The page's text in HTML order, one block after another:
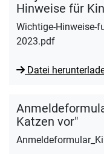
Hinweise für
Wichtige-Hinweise-
2023.pdf
Datei
Katzen vor"